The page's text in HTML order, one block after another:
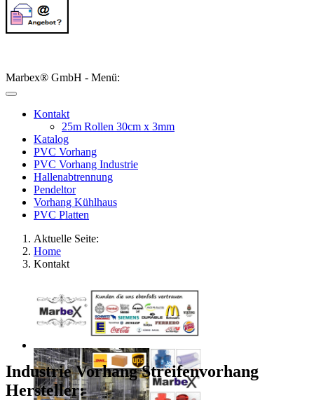
Marbex® GmbH - Menü:
Kontakt
25m Rollen 30cm x 3mm
Katalog
PVC Vorhang
PVC Vorhang Industrie
Hallenabtrennung
Pendeltor
Vorhang Kühlhaus
PVC Platten
Aktuelle Seite:
Home
Kontakt
Industrie Vorhang Streifenvorhang
Hersteller: